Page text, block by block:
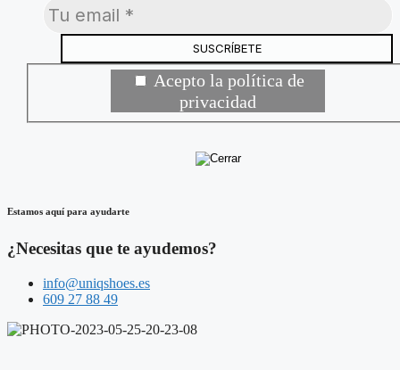
Acepto la política de
privacidad
Estamos aquí para ayudarte
¿Necesitas que te ayudemos?
info@uniqshoes.es
609 27 88 49